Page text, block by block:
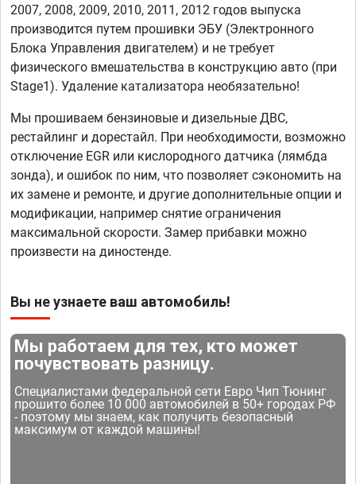
2007, 2008, 2009, 2010, 2011, 2012 годов выпуска
производится путем прошивки ЭБУ (Электронного
Блока Управления двигателем) и не требует
физического вмешательства в конструкцию авто (при
Stage1). Удаление катализатора необязательно!
Мы прошиваем бензиновые и дизельные ДВС,
рестайлинг и дорестайл. При необходимости, возможно
отключение EGR или кислородного датчика (лямбда
зонда), и ошибок по ним, что позволяет сэкономить на
их замене и ремонте, и другие дополнительные опции и
модификации, например снятие ограничения
максимальной скорости. Замер прибавки можно
произвести на диностенде.
Вы не узнаете ваш автомобиль!
Мы работаем для тех, кто может
почувствовать разницу.
Специалистами федеральной сети Евро Чип Тюнинг
прошито более 10 000 автомобилей в 50+ городах РФ
- поэтому мы знаем, как получить безопасный
максимум от каждой машины!